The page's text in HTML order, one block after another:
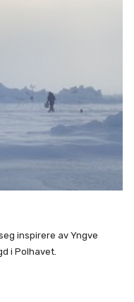
inspirere av Yngve
i Polhavet.